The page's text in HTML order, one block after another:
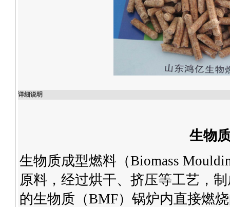
详细说明
生物
生物质成型燃料（Biomass
原料，经过烘干、挤压等工艺，
的生物质（BMF）锅炉内直接燃